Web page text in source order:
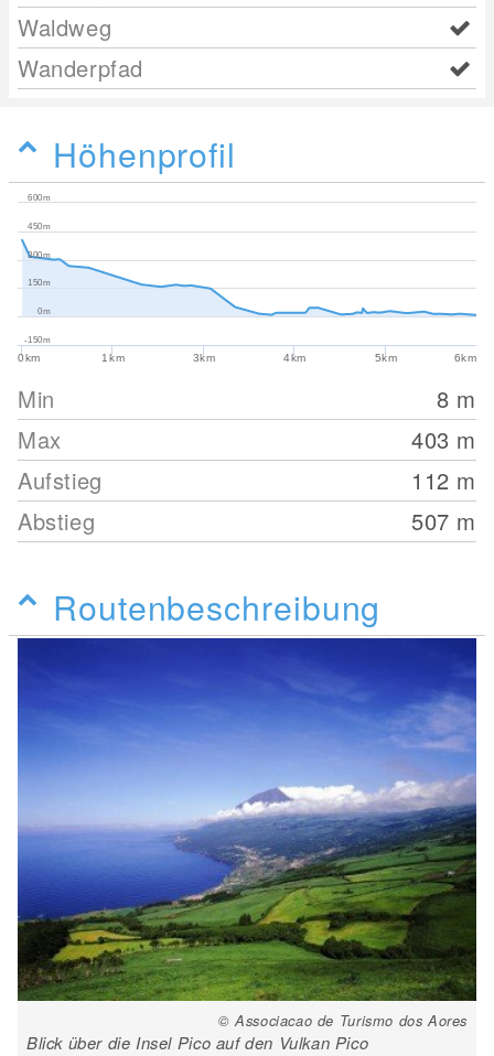
Waldweg
Wanderpfad
Höhenprofil
0km 1km 3km 4km 5km 6km
-150m
0m
150m
300m
450m
600m
Min 8 m
Max
403 m
Aufstieg
112 m
Abstieg
507 m
Routenbeschreibung
© Associacao de Turismo dos Aores
Blick über die Insel Pico auf den Vulkan Pico